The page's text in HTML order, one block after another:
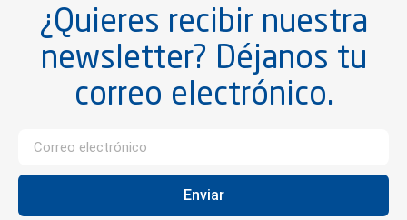
¿Quieres recibir nuestra
newsletter? Déjanos tu
correo electrónico.
Enviar